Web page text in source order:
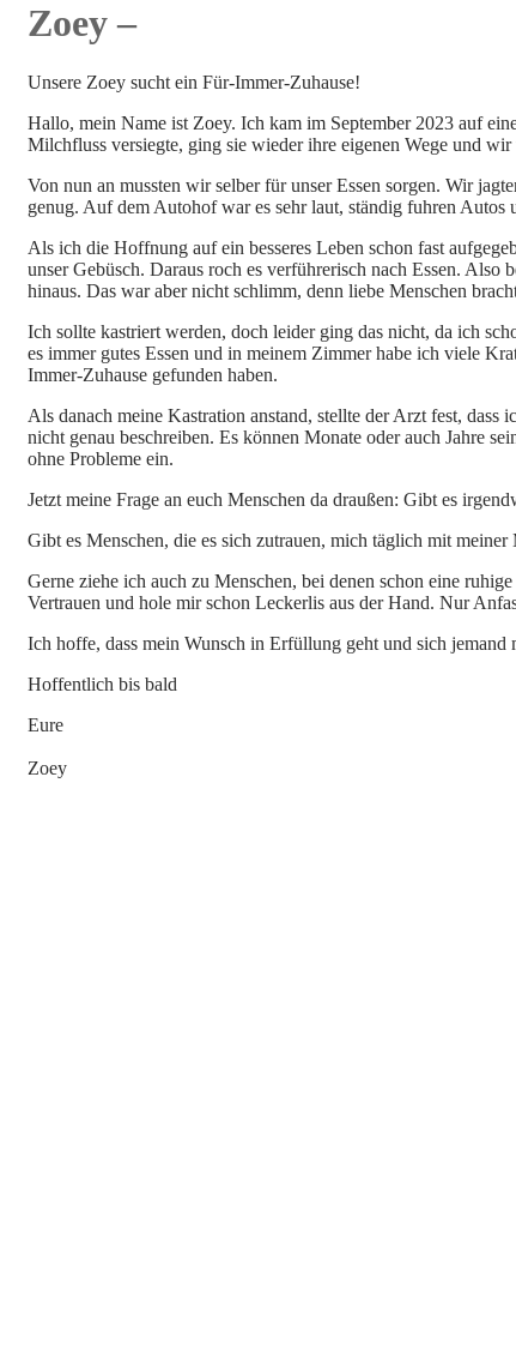
Zoey –
Unsere Zoey sucht ein Für-Immer-Zuhause!
Hallo, mein Name ist Zoey. Ich kam im September 2023 auf
Milchfluss versiegte, ging sie wieder ihre eigenen Wege und
Von nun an mussten wir selber für unser Essen sorgen. Wir
genug. Auf dem Autohof war es sehr laut, ständig fuhren
Als ich die Hoffnung auf ein besseres Leben schon fast
unser Gebüsch. Daraus roch es verführerisch nach Essen.
hinaus. Das war aber nicht schlimm, denn liebe Menschen
Ich sollte kastriert werden, doch leider ging das nicht, da ich
es immer gutes Essen und in meinem Zimmer habe ich viele
Immer-Zuhause gefunden haben.
Als danach meine Kastration anstand, stellte der Arzt fest,
nicht genau beschreiben. Es können Monate oder auch Jahre
ohne Probleme ein.
Jetzt meine Frage an euch Menschen da draußen: Gibt es
Gibt es Menschen, die es sich zutrauen, mich täglich mit
Gerne ziehe ich auch zu Menschen, bei denen schon eine
Vertrauen und hole mir schon Leckerlis aus der Hand. Nur
Ich hoffe, dass mein Wunsch in Erfüllung geht und sich
Hoffentlich bis bald
Eure
Zoey